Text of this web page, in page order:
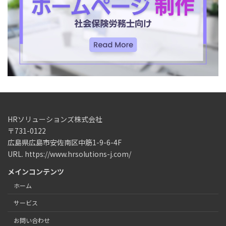
HRソリューションズ株式会社
〒731-0122
広島県広島市安佐南区中筋1-9-6-4F
URL. https://www.hrsolutions-j.com/
メインコンテンツ
ホーム
サービス
お問い合わせ